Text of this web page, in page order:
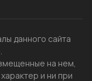
данного сайта
на нем,
и ни при